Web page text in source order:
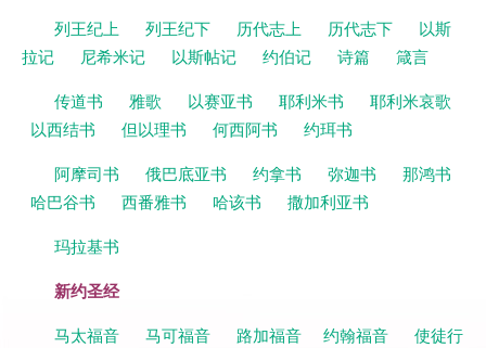
列王纪上
列王纪下 历代志上 历代志下
以斯
拉记
尼希米记 以斯帖记 约伯记 诗篇
箴言
传道书
雅歌 以赛亚书 耶利米书
耶利米哀歌
以西结书
但以理书 何西阿书
约珥书
阿摩司书
俄巴底亚书 约拿书 弥迦书
那鸿书
哈巴谷书
西番雅书 哈该书
撒加利亚书
玛拉基书
新约圣经
马太福音 马可福音 路加福音 约翰福音
使徒行